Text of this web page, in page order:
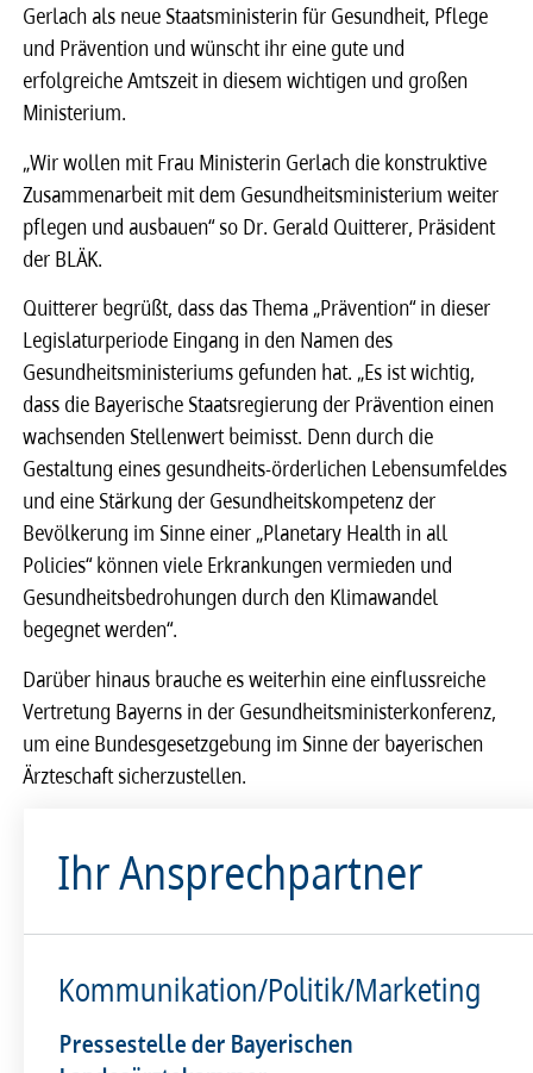
Gerlach als neue Staatsministerin für Gesundheit, Pflege
und Prävention und wünscht ihr eine gute und
erfolgreiche Amtszeit in diesem wichtigen und großen
Ministerium.
„Wir wollen mit Frau Ministerin Gerlach die konstruktive
Zusammenarbeit mit dem Gesundheitsministerium weiter
pflegen und ausbauen“ so Dr. Gerald Quitterer, Präsident
der BLÄK.
Quitterer begrüßt, dass das Thema „Prävention“ in dieser
Legislaturperiode Eingang in den Namen des
Gesundheitsministeriums gefunden hat. „Es ist wichtig,
dass die Bayerische Staatsregierung der Prävention einen
wachsenden Stellenwert beimisst. Denn durch die
Gestaltung eines gesundheits-örderlichen Lebensumfeldes
und eine Stärkung der Gesundheitskompetenz der
Bevölkerung im Sinne einer „Planetary Health in all
Policies“ können viele Erkrankungen vermieden und
Gesundheitsbedrohungen durch den Klimawandel
begegnet werden“.
Darüber hinaus brauche es weiterhin eine einflussreiche
Vertretung Bayerns in der Gesundheitsministerkonferenz,
um eine Bundesgesetzgebung im Sinne der bayerischen
Ärzteschaft sicherzustellen.
Ihr Ansprechpartner
Kommunikation/Politik/Marketing
Pressestelle der Bayerischen